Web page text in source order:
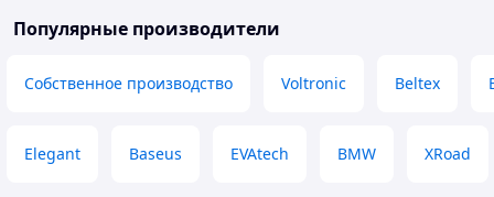
Популярные производители
Собственное производство Voltronic Beltex
Elegant Baseus EVAtech BMW XRoad